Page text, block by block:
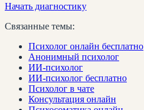
Начать диагностику
Связанные темы:
Психолог онлайн бесплатно
Анонимный психолог
ИИ-психолог
ИИ-психолог бесплатно
Психолог в чате
Консультация онлайн